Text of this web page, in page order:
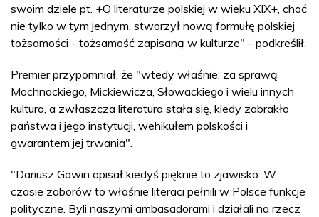
swoim dziele pt. +O literaturze polskiej w wieku XIX+, choć
nie tylko w tym jednym, stworzył nową formułę polskiej
tożsamości - tożsamość zapisaną w kulturze" - podkreślił.
Premier przypomniał, że "wtedy właśnie, za sprawą
Mochnackiego, Mickiewicza, Słowackiego i wielu innych
kultura, a zwłaszcza literatura stała się, kiedy zabrakło
państwa i jego instytucji, wehikułem polskości i
gwarantem jej trwania".
"Dariusz Gawin opisał kiedyś pięknie to zjawisko. W
czasie zaborów to właśnie literaci pełnili w Polsce funkcje
polityczne. Byli naszymi ambasadorami i działali na rzecz